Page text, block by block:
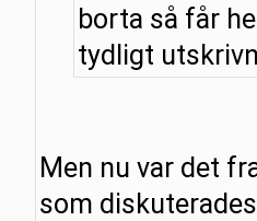
borta så får
tydligt
Men nu var det
som